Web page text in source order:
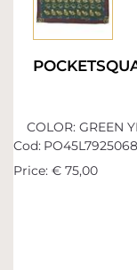
COLOR: GREEN
Cod:
Price: € 75,00